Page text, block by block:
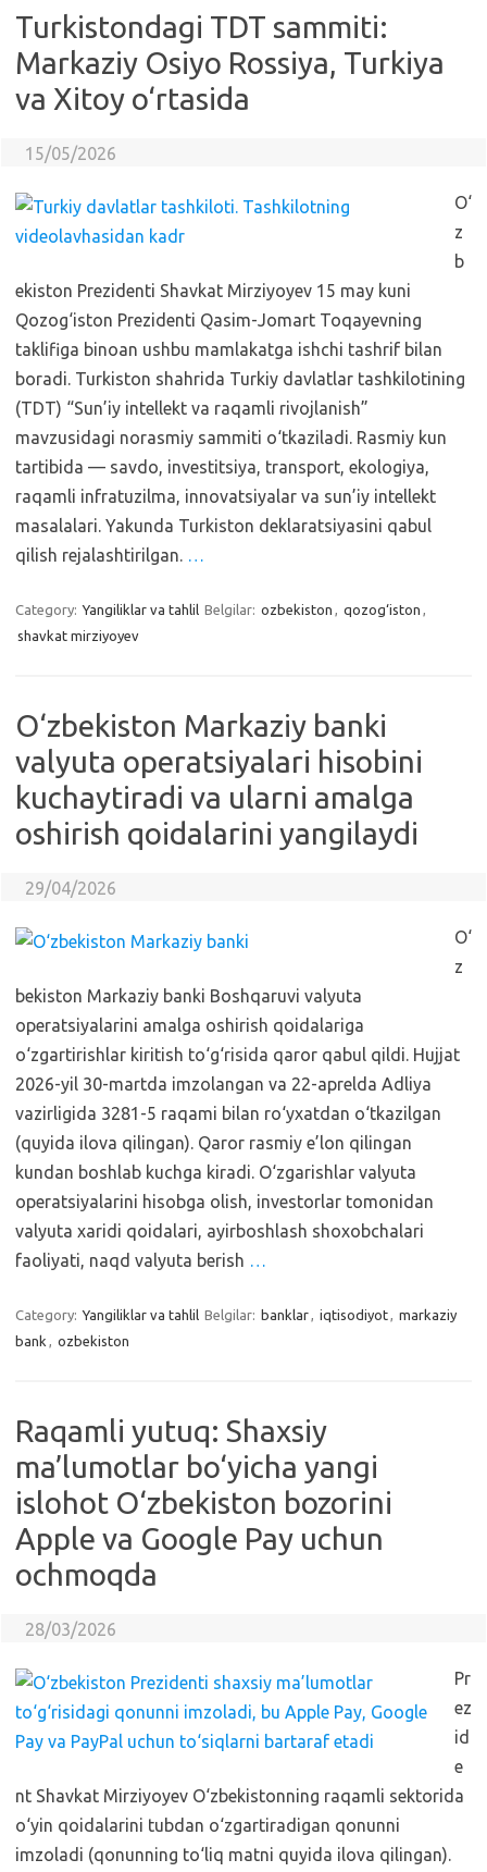
Turkistondagi TDT sammiti:
Markaziy Osiyo Rossiya, Turkiya
va Xitoy o‘rtasida
15/05/2026
O‘
z
b
ekiston Prezidenti Shavkat Mirziyoyev 15 may kuni
Qozog‘iston Prezidenti Qasim-Jomart Toqayevning
taklifiga binoan ushbu mamlakatga ishchi tashrif bilan
boradi. Turkiston shahrida Turkiy davlatlar tashkilotining
(TDT) “Sun’iy intellekt va raqamli rivojlanish”
mavzusidagi norasmiy sammiti o‘tkaziladi. Rasmiy kun
tartibida — savdo, investitsiya, transport, ekologiya,
raqamli infratuzilma, innovatsiyalar va sun’iy intellekt
masalalari. Yakunda Turkiston deklaratsiyasini qabul
qilish rejalashtirilgan. …
Category: Yangiliklar va tahlil Belgilar: ozbekiston , qozog‘iston ,
shavkat mirziyoyev
O‘zbekiston Markaziy banki
valyuta operatsiyalari hisobini
kuchaytiradi va ularni amalga
oshirish qoidalarini yangilaydi
29/04/2026
O‘
z
bekiston Markaziy banki Boshqaruvi valyuta
operatsiyalarini amalga oshirish qoidalariga
o‘zgartirishlar kiritish to‘g‘risida qaror qabul qildi. Hujjat
2026-yil 30-martda imzolangan va 22-aprelda Adliya
vazirligida 3281-5 raqami bilan ro‘yxatdan o‘tkazilgan
(quyida ilova qilingan). Qaror rasmiy e’lon qilingan
kundan boshlab kuchga kiradi. O‘zgarishlar valyuta
operatsiyalarini hisobga olish, investorlar tomonidan
valyuta xaridi qoidalari, ayirboshlash shoxobchalari
faoliyati, naqd valyuta berish …
Category: Yangiliklar va tahlil Belgilar: banklar, iqtisodiyot, markaziy
bank , ozbekiston
Raqamli yutuq: Shaxsiy
ma’lumotlar bo‘yicha yangi
islohot O‘zbekiston bozorini
Apple va Google Pay uchun
ochmoqda
28/03/2026
Pr
ez
id
e
nt Shavkat Mirziyoyev O‘zbekistonning raqamli sektorida
o‘yin qoidalarini tubdan o‘zgartiradigan qonunni
imzoladi (qonunning to‘liq matni quyida ilova qilingan).